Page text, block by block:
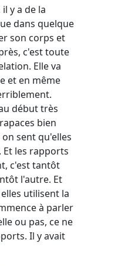
y a de la
dans quelque
son corps et
c'est toute
Elle va
et en même
début très
bien
sent qu'elles
les rapports
c'est tantôt
l'autre. Et
utilisent la
à parler
ou pas, ce ne
Il y avait